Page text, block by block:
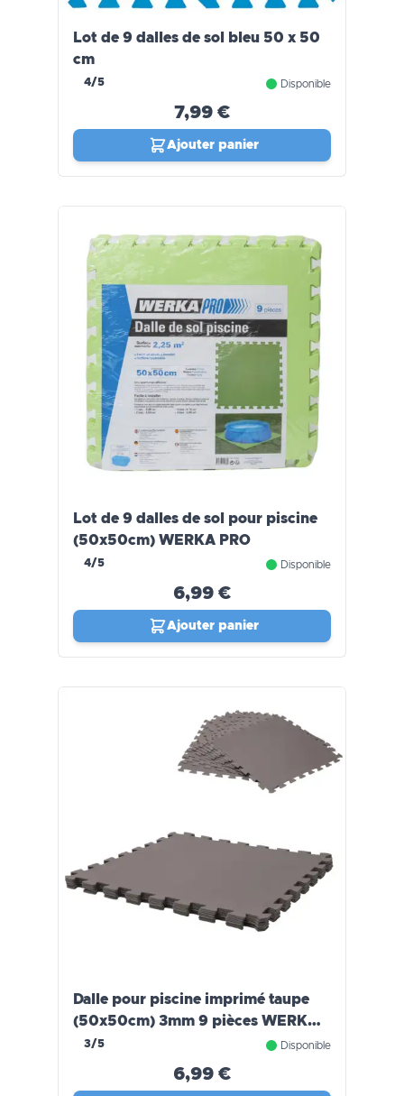
Lot de 9 dalles de sol bleu 50 x 50
cm
4/5 Disponible
7,99 €
Ajouter panier
Lot de 9 dalles de sol pour piscine
(50x50cm) WERKA PRO
4/5 Disponible
6,99 €
Ajouter panier
Dalle pour piscine imprimé taupe
(50x50cm) 3mm 9 pièces WERKA
PRO
3/5 Disponible
6,99 €